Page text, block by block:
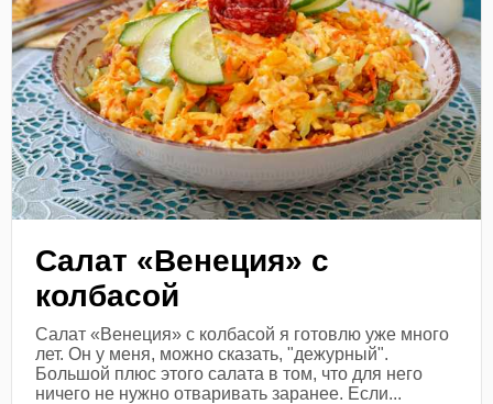
Салат «Венеция» с
колбасой
Салат «Венеция» с колбасой я готовлю уже много
лет. Он у меня, можно сказать, "дежурный".
Большой плюс этого салата в том, что для него
ничего не нужно отваривать заранее. Если...